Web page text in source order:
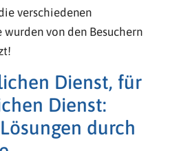
verschiedenen
wurden von den Besuchern
Dienst, für
Dienst:
durch